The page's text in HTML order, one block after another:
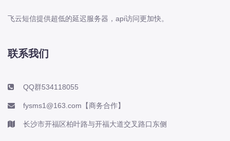
飞云短信提供超低的延迟服务器，api访问更加快。
联系我们
QQ群534118055
fysms1@163.com【商务合作】
长沙市开福区柏叶路与开福大道交叉路口东侧